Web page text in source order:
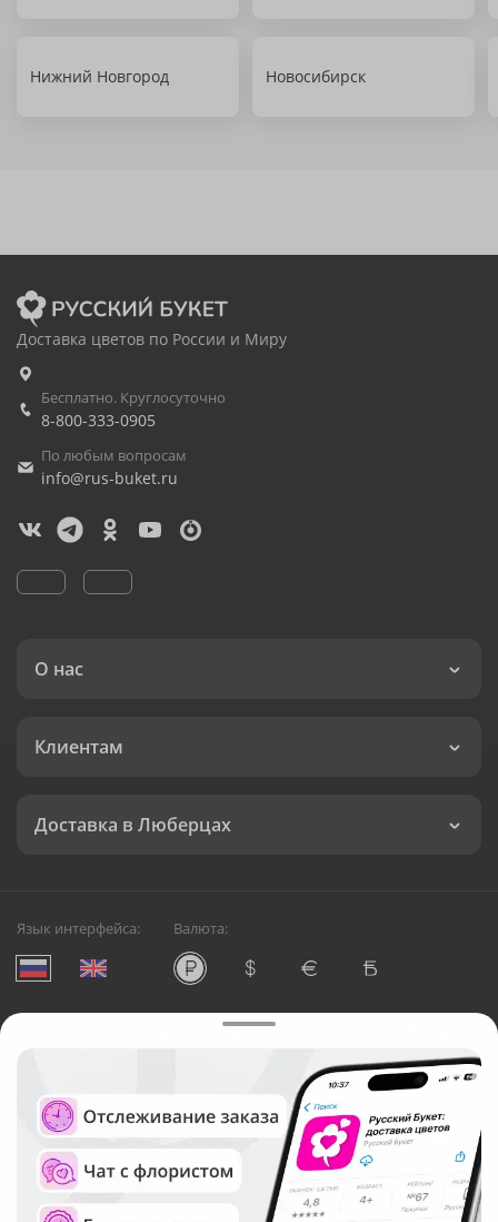
Нижний Новгород Новосибирск
Доставка цветов по России и Миру
Бесплатно. Круглосуточно
8-800-333-0905
По любым вопросам
info@rus-buket.ru
О нас
Клиентам
Доставка в Люберцах
Язык интерфейса: Валюта:
Служба круглосуточной доставки цветов в Люберцах
Русский Букет, 2026
Общество с ограниченной ответственностью «Технология»
ОГРН: 1195476081745, ИНН: 5410081997
Юридический адрес: г. Новосибирск, ул. Ипподромская,
д.42, оф. 3
Рейтинг Русского букета